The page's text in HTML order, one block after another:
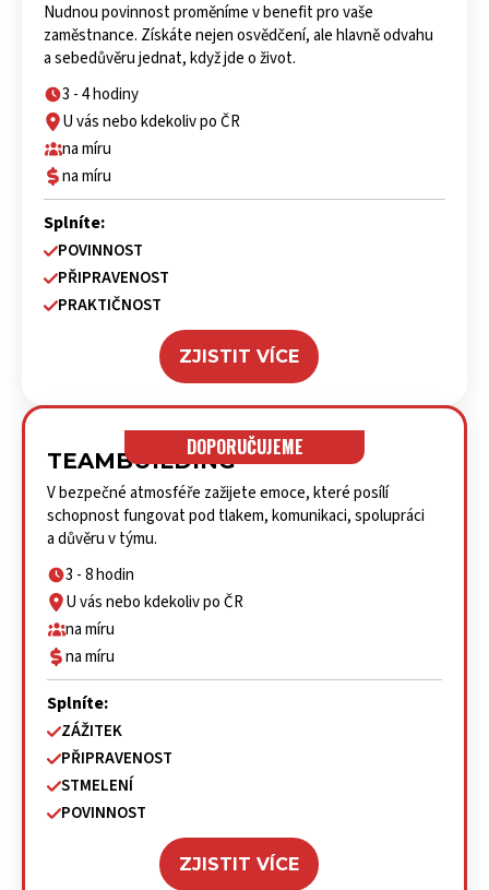
Nudnou povinnost proměníme v benefit pro vaše
zaměstnance. Získáte nejen osvědčení, ale hlavně odvahu
a sebedůvěru jednat, když jde o život.
3 - 4 hodiny
U vás nebo kdekoliv po ČR
na míru
na míru
Splníte:
POVINNOST
PŘIPRAVENOST
PRAKTIČNOST
ZJISTIT VÍCE
DOPORUČUJEME
TEAMBUILDING
V bezpečné atmosféře zažijete emoce, které posílí
schopnost fungovat pod tlakem, komunikaci, spolupráci
a důvěru v týmu.
3 - 8 hodin
U vás nebo kdekoliv po ČR
na míru
na míru
Splníte:
ZÁŽITEK
PŘIPRAVENOST
STMELENÍ
POVINNOST
ZJISTIT VÍCE